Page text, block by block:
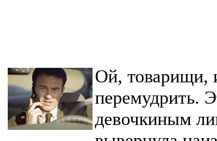
Ой, товарищи,
перемудрить.
девочкиным